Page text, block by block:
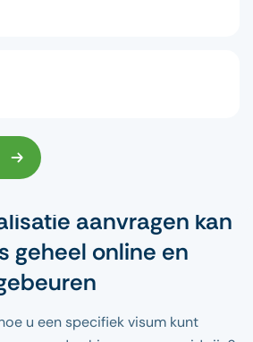
aanvragen kan
geheel online en
u een specifiek visum kunt